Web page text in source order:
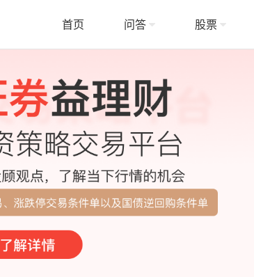
首页 问答 股票